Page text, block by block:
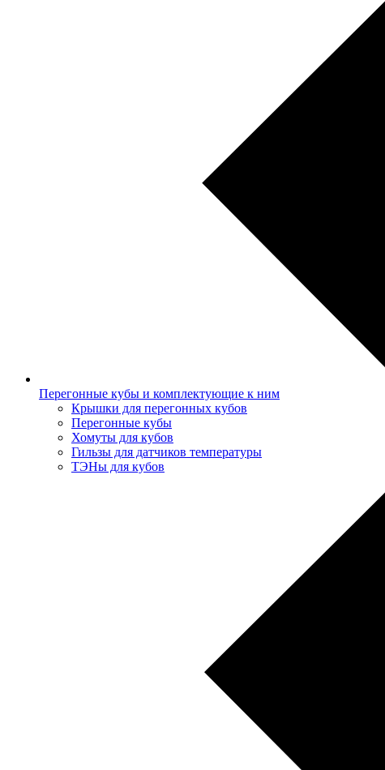
Перегонные кубы и комплектующие к ним
Крышки для перегонных кубов
Перегонные кубы
Хомуты для кубов
Гильзы для датчиков температуры
ТЭНы для кубов